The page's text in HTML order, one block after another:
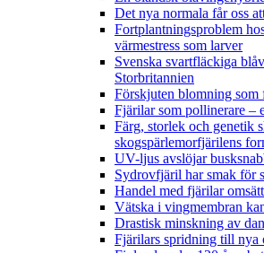
Det nya normala får oss
Fortplantningsproblem
värmestress som larver
Svenska svartfläckiga
Storbritannien
Förskjuten blomning som
Fjärilar som pollinerare –
Färg, storlek och genetik
skogspärlemorfjärilens
UV-ljus avslöjar
Sydrovfjäril har smak för
Handel med fjärilar
Vätska i vingmembran
Drastisk minskning av
Fjärilars spridning till nya